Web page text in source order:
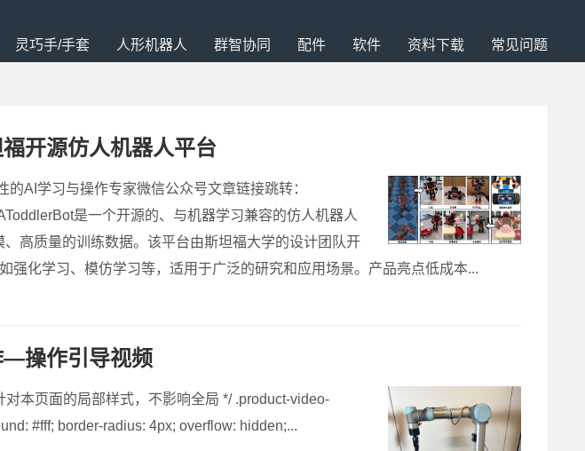
灵巧手/手套 人形机器人 群智协同 配件 软件 资料下载 常见问题
开源仿人机器人平台
AI学习与操作专家微信公众号文章链接跳转：
是一个开源的、与机器学习兼容的仿人机器人
高质量的训练数据。该平台由斯坦福大学的设计团队开
强化学习、模仿学习等，适用于广泛的研究和应用场景。产品亮点低成本...
操作引导视频
本页面的局部样式，不影响全局 */ .product-video-
#fff; border-radius: 4px; overflow: hidden;...